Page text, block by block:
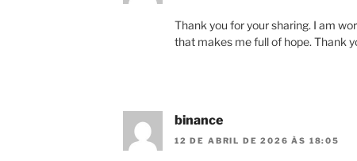
Thank you for your sharing. I am
that makes me full of hope. Thank
binance
12 DE ABRIL DE 2026 ÀS 18:05